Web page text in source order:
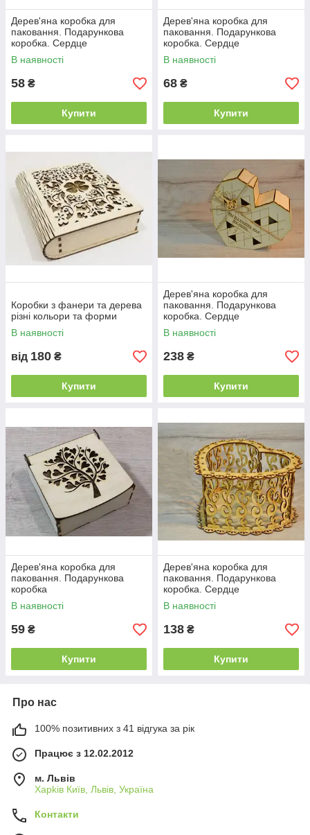
Дерев'яна коробка для
паковання. Подарункова
коробка. Сердце
В наявності
58 ₴
Купити
Дерев'яна коробка для
паковання. Подарункова
коробка. Сердце
В наявності
68 ₴
Купити
Коробки з фанери та дерева
різні кольори та форми
В наявності
від 180 ₴
Купити
Дерев'яна коробка для
паковання. Подарункова
коробка. Сердце
В наявності
238 ₴
Купити
Дерев'яна коробка для
паковання. Подарункова
коробка
В наявності
59 ₴
Купити
Дерев'яна коробка для
паковання. Подарункова
коробка. Сердце
В наявності
138 ₴
Купити
Про нас
100% позитивних з 41 відгука за рік
Працює з 12.02.2012
м. Львів
Харkiв Київ, Львів, Україна
Контакти